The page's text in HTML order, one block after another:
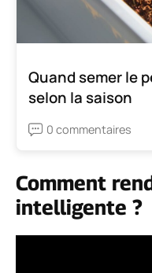
Quand semer le
selon la saison
0 commentaires
Comment
intelligente ?